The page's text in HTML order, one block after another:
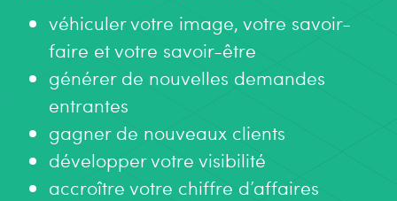
véhiculer votre image, votre savoir-
faire et votre savoir-être
générer de nouvelles demandes
entrantes
gagner de nouveaux clients
développer votre visibilité
accroître votre chiffre d’affaires